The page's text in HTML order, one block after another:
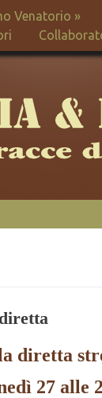
Venatorio »
diretta
27 alle